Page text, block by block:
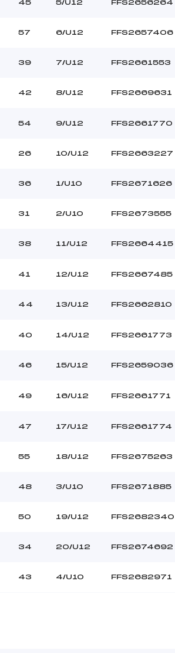
255.0000
45 5/U12 FFS2656264
57 6/U12 FFS2657406
39 7/U12 FFS2661553
42 8/U12 FFS2669631
54 9/U12 FFS2661770
26 10/U12 FFS2663227
36 1/U10 FFS2671626
31 2/U10 FFS2673555
38 11/U12 FFS2664415
41 12/U12 FFS2667485
44 13/U12 FFS2662810
40 14/U12 FFS2661773
46 15/U12 FFS2659036
49 16/U12 FFS2661771
47 17/U12 FFS2661774
55 18/U12 FFS2675263
48 3/U10 FFS2671885
50 19/U12 FFS2682340
34 20/U12 FFS2674692
43 4/U10 FFS2682971